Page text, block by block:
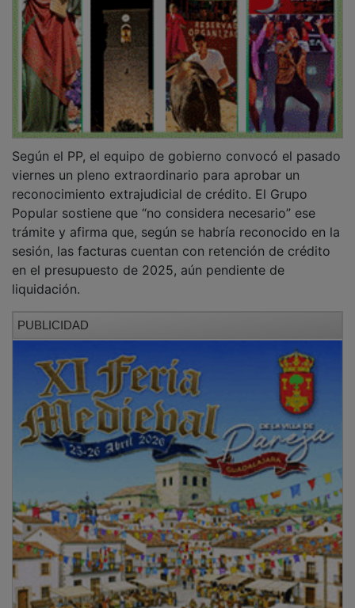
Según el PP, el equipo de gobierno convocó el pasado
viernes un pleno extraordinario para aprobar un
reconocimiento extrajudicial de crédito. El Grupo
Popular sostiene que “no considera necesario” ese
trámite y afirma que, según se habría reconocido en la
sesión, las facturas cuentan con retención de crédito
en el presupuesto de 2025, aún pendiente de
liquidación.